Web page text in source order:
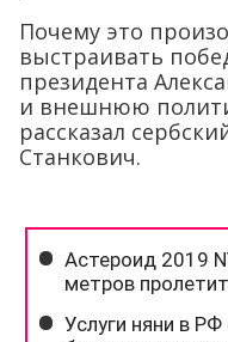
Почему это
выстраивать
президента
и внешнюю
рассказал
Станкович.